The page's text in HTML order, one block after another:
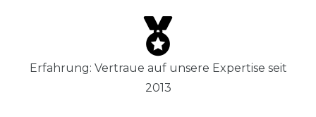
Erfahrung: Vertraue auf unsere Expertise seit
2013